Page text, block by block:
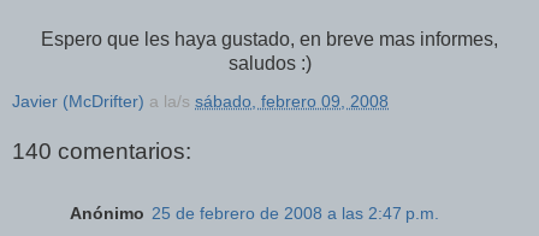
Espero que les haya gustado, en breve mas informes,
saludos :)
Javier (McDrifter) a la/s sábado, febrero 09, 2008
140 comentarios:
Anónimo 25 de febrero de 2008 a las 2:47 p.m.